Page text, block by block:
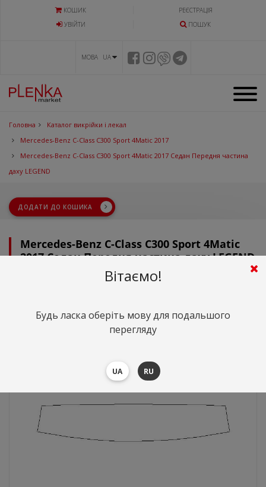
КОШИК
РЕЄСТРАЦІЯ
УВIЙТИ
ПОШУК
МОВА UA
Головна
Каталог викрійки і лекал
Mercedes-Benz C-Class C300 Sport 4Matic 2017
Mercedes-Benz C-Class C300 Sport 4Matic 2017 Седан Передня частина
даху LEGEND
ДОДАТИ ДО КОШИКА
Mercedes-Benz C-Class C300 Sport 4Matic
2017 Седан Передня частина даху LEGEND
Вітаємо!
Будь ласка оберіть мову для подальшого
перегляду
UA RU